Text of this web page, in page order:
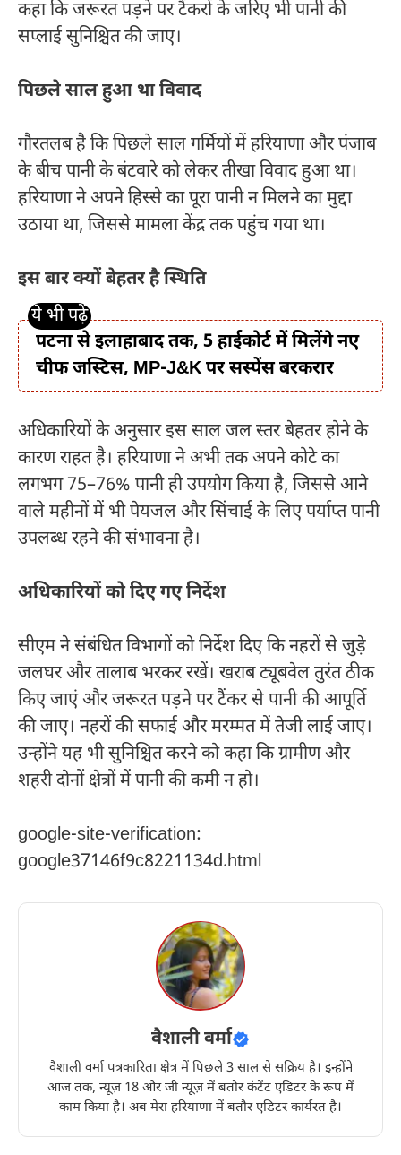
कहा कि जरूरत पड़ने पर टैंकरों के जरिए भी पानी की
सप्लाई सुनिश्चित की जाए।
पिछले साल हुआ था विवाद
गौरतलब है कि पिछले साल गर्मियों में हरियाणा और पंजाब
के बीच पानी के बंटवारे को लेकर तीखा विवाद हुआ था।
हरियाणा ने अपने हिस्से का पूरा पानी न मिलने का मुद्दा
उठाया था, जिससे मामला केंद्र तक पहुंच गया था।
इस बार क्यों बेहतर है स्थिति
पटना से इलाहाबाद तक, 5 हाईकोर्ट में मिलेंगे नए
चीफ जस्टिस, MP-J&K पर सस्पेंस बरकरार
अधिकारियों के अनुसार इस साल जल स्तर बेहतर होने के
कारण राहत है। हरियाणा ने अभी तक अपने कोटे का
लगभग 75–76% पानी ही उपयोग किया है, जिससे आने
वाले महीनों में भी पेयजल और सिंचाई के लिए पर्याप्त पानी
उपलब्ध रहने की संभावना है।
अधिकारियों को दिए गए निर्देश
सीएम ने संबंधित विभागों को निर्देश दिए कि नहरों से जुड़े
जलघर और तालाब भरकर रखें। खराब ट्यूबवेल तुरंत ठीक
किए जाएं और जरूरत पड़ने पर टैंकर से पानी की आपूर्ति
की जाए। नहरों की सफाई और मरम्मत में तेजी लाई जाए।
उन्होंने यह भी सुनिश्चित करने को कहा कि ग्रामीण और
शहरी दोनों क्षेत्रों में पानी की कमी न हो।
google-site-verification:
google37146f9c8221134d.html
वैशाली वर्मा
वैशाली वर्मा पत्रकारिता क्षेत्र में पिछले 3 साल से सक्रिय है। इन्होंने
आज तक, न्यूज़ 18 और जी न्यूज़ में बतौर कंटेंट एडिटर के रूप में
काम किया है। अब मेरा हरियाणा में बतौर एडिटर कार्यरत है।